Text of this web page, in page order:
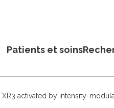
Patients et soins
activated by intensity-